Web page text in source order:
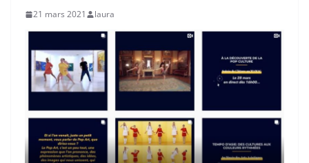
21 mars 2021 laura